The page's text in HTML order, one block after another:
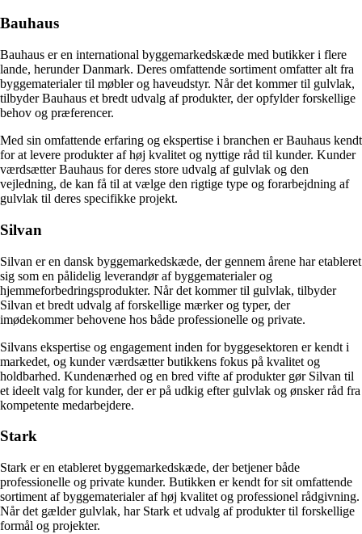
Bauhaus
Bauhaus er en international byggemarkedskæde med butikker i flere
lande, herunder Danmark. Deres omfattende sortiment omfatter alt fra
byggematerialer til møbler og haveudstyr. Når det kommer til gulvlak,
tilbyder Bauhaus et bredt udvalg af produkter, der opfylder forskellige
behov og præferencer.
Med sin omfattende erfaring og ekspertise i branchen er Bauhaus kendt
for at levere produkter af høj kvalitet og nyttige råd til kunder. Kunder
værdsætter Bauhaus for deres store udvalg af gulvlak og den
vejledning, de kan få til at vælge den rigtige type og forarbejdning af
gulvlak til deres specifikke projekt.
Silvan
Silvan er en dansk byggemarkedskæde, der gennem årene har etableret
sig som en pålidelig leverandør af byggematerialer og
hjemmeforbedringsprodukter. Når det kommer til gulvlak, tilbyder
Silvan et bredt udvalg af forskellige mærker og typer, der
imødekommer behovene hos både professionelle og private.
Silvans ekspertise og engagement inden for byggesektoren er kendt i
markedet, og kunder værdsætter butikkens fokus på kvalitet og
holdbarhed. Kundenærhed og en bred vifte af produkter gør Silvan til
et ideelt valg for kunder, der er på udkig efter gulvlak og ønsker råd fra
kompetente medarbejdere.
Stark
Stark er en etableret byggemarkedskæde, der betjener både
professionelle og private kunder. Butikken er kendt for sit omfattende
sortiment af byggematerialer af høj kvalitet og professionel rådgivning.
Når det gælder gulvlak, har Stark et udvalg af produkter til forskellige
formål og projekter.